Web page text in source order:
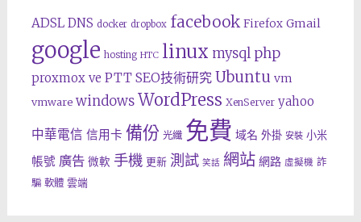
ADSL DNS docker dropbox facebook Firefox Gmail
google hosting HTC linux mysql php
proxmox ve PTT SEO技術研究 Ubuntu vm
vmware windows WordPress XenServer yahoo
中華電信 信用卡 備份 光纖 免費 域名 外掛 安裝 小米
帳號 廣告 微軟 手機 更新 測試 笑話 網站 網路 虛擬機 詐
騙 軟體 雲端